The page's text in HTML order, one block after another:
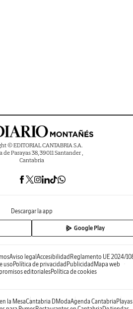
© EDITORIAL CANTABRIA S.A.
de Parayas 38, 39011 Santander ,
Cantabria
Descargar la app
Google Play
Aviso legalAccesibilidadReglamento UE 2024/
usoPolítica de privacidadPublicidadMapa web
editorialesPolítica de cookies
la MesaCantabria DModaAgenda CantabriaPlayas